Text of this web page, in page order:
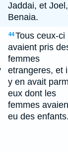
Jaddai, et Joel,
Benaia.
44Tous ceux-ci
avaient pris
femmes
etrangeres, et
y en avait
eux dont les
femmes
eu des